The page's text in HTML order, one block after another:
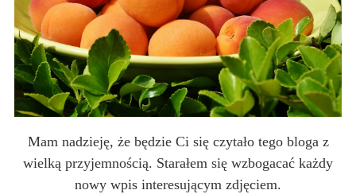
Mam nadzieję, że będzie Ci się czytało tego bloga z
wielką przyjemnością. Starałem się wzbogacać każdy
nowy wpis interesującym zdjęciem.